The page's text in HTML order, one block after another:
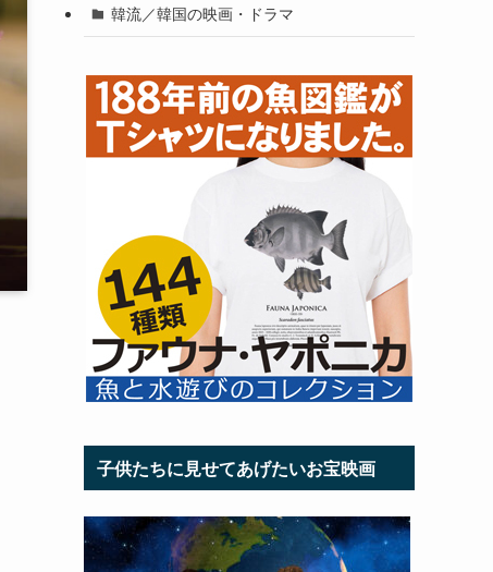
韓流／韓国の映画・ドラマ
子供たちに見せてあげたいお宝映画